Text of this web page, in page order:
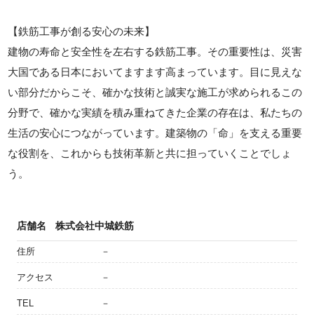
【鉄筋工事が創る安心の未来】
建物の寿命と安全性を左右する鉄筋工事。その重要性は、災害
大国である日本においてますます高まっています。目に見えな
い部分だからこそ、確かな技術と誠実な施工が求められるこの
分野で、確かな実績を積み重ねてきた企業の存在は、私たちの
生活の安心につながっています。建築物の「命」を支える重要
な役割を、これからも技術革新と共に担っていくことでしょ
う。
店舗名 株式会社中城鉄筋
住所 －
アクセス －
TEL －